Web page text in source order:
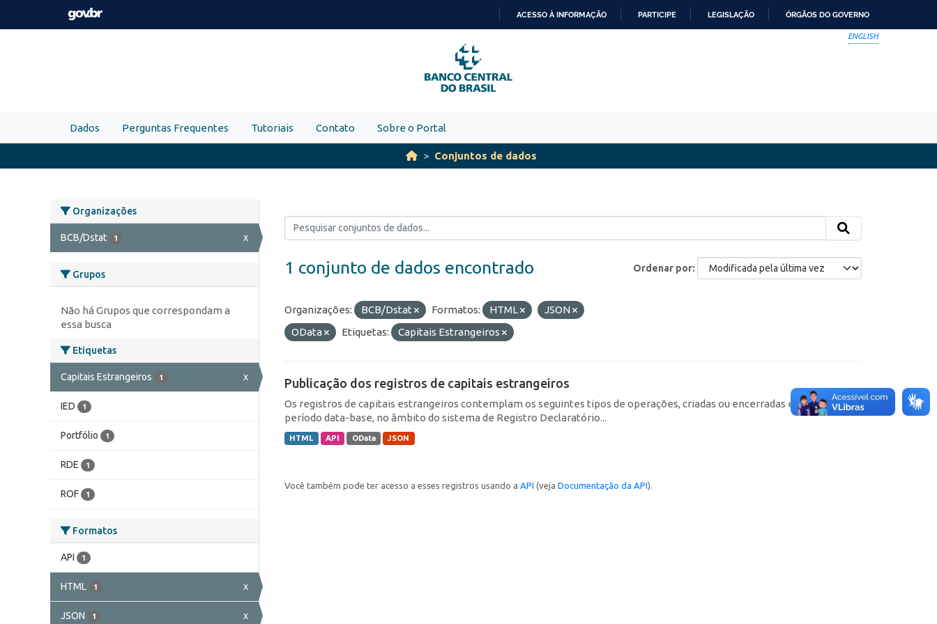
Skip to main content
PARA
O
CONTEÚDO
ACESSO À INFORMAÇÃO PARTICIPE LEGISLAÇÃO ÓRGÃOS DO GOVERNO
ENGLISH
Dados Perguntas Frequentes Tutoriais Contato Sobre o Portal
Conjuntos de dados
Organizações
BCB/Dstat 1 x
Grupos
Não há Grupos que correspondam a
essa busca
Etiquetas
Capitais Estrangeiros 1 x
IED 1
Portfólio 1
RDE 1
ROF 1
Formatos
API 1
HTML 1 x
JSON 1 x
Ordenar por
1 conjunto de dados encontrado
Organizações: BCB/Dstat Formatos: HTML
JSON
OData
Etiquetas: Capitais Estrangeiros
Publicação dos registros de capitais estrangeiros
Os registros de capitais estrangeiros contemplam os seguintes tipos de operações, criadas ou encerradas em cada
período data-base, no âmbito do sistema de Registro Declaratório...
HTML API OData JSON
Você também pode ter acesso a esses registros usando a API (veja Documentação da API).